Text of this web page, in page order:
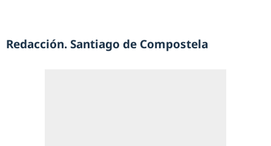
Redacción. Santiago de Compostela